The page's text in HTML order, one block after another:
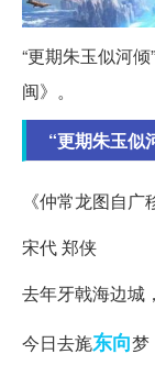
“更期朱玉似河
闽》。
“更期朱玉似
《仲常龙图自广
宋代 郑侠
去年牙戟海边城
今日去旄东向梦